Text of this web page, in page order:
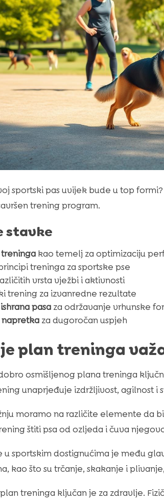
sportski pas uvijek bude u top
trening program.
stavke
kao temelj za optimizaciju
treninga za sportske pse
vrsta vježbi i aktivnosti
trening za izvanredne rezultate
pasaza održavanje vrhunske
napretkaza dugoročan uspjeh
plan treninga
osmišljenog plana treninga
unaprjeđuje izdržljivost, agilnost i
moramo na različite elemente da
štiti psa od ozljeda i čuva
u sportskim dostignućima je među
kao što su trčanje, skakanje i
treninga ključan je za zdravlje.